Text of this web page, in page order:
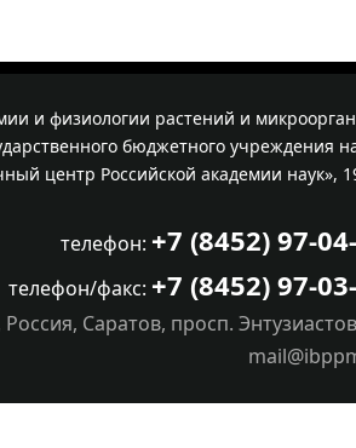
и физиологии растений и
бюджетного учреждения
центр Российской академии наук»,
телефон: +7 (8452) 97-
телефон/факс: +7 (8452) 97-
Россия, Саратов, просп.